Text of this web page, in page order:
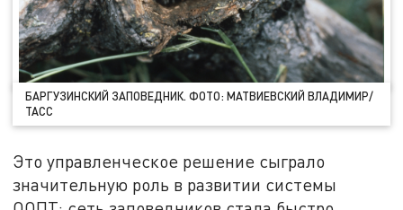
БАРГУЗИНСКИЙ ЗАПОВЕДНИК. ФОТО: МАТВИЕВСКИЙ ВЛАДИМИР/
ТАСС
Это управленческое решение сыграло
значительную роль в развитии системы